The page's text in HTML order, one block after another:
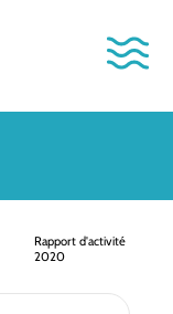
Rapport d'activité
2020